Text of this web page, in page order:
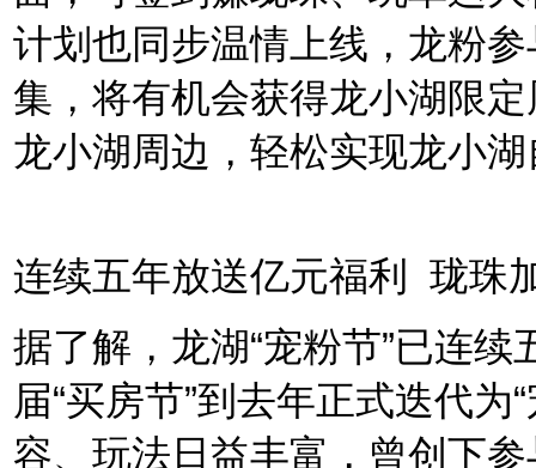
计划也同步温情上线，龙粉
集，将有机会获得龙小湖限
龙小湖周边，轻松实现龙小
连续五年放送亿元福利 珑珠
据了解，龙湖“宠粉节”已连
届“买房节”到去年正式迭代
容、玩法日益丰富，曾创下